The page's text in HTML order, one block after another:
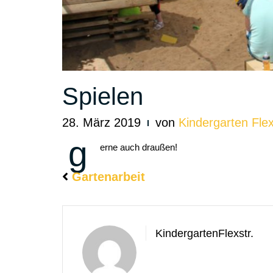
Spielen
28. März 2019 von Kindergarten
g erne auch draußen!
Gartenarbeit
KindergartenFlexstr.